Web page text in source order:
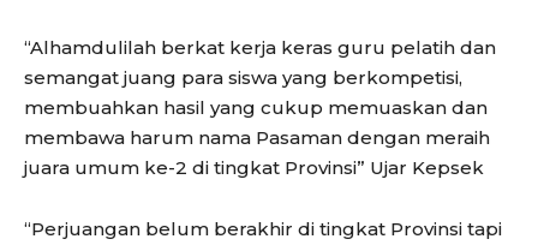
“Alhamdulilah berkat kerja keras guru pelatih dan
semangat juang para siswa yang berkompetisi,
membuahkan hasil yang cukup memuaskan dan
membawa harum nama Pasaman dengan meraih
juara umum ke-2 di tingkat Provinsi” Ujar Kepsek
“Perjuangan belum berakhir di tingkat Provinsi tapi